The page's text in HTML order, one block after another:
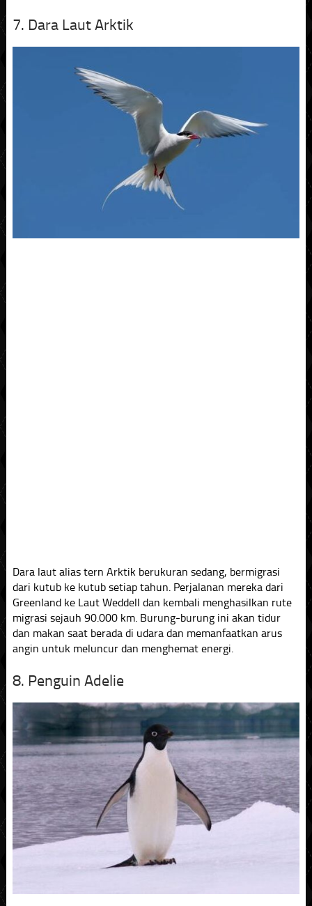
7. Dara Laut Arktik
Dara laut alias tern Arktik berukuran sedang, bermigrasi
dari kutub ke kutub setiap tahun. Perjalanan mereka dari
Greenland ke Laut Weddell dan kembali menghasilkan rute
migrasi sejauh 90.000 km. Burung-burung ini akan tidur
dan makan saat berada di udara dan memanfaatkan arus
angin untuk meluncur dan menghemat energi.
8. Penguin Adelie